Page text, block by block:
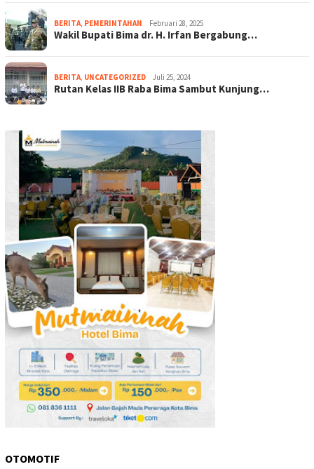
BERITA PEMERINTAHAN Februari 28, 2025
Wakil Bupati Bima dr. H. Irfan Bergabung…
BERITA UNCATEGORIZED Juli 25, 2024
Rutan Kelas IIB Raba Bima Sambut Kunjung…
OTOMOTIF